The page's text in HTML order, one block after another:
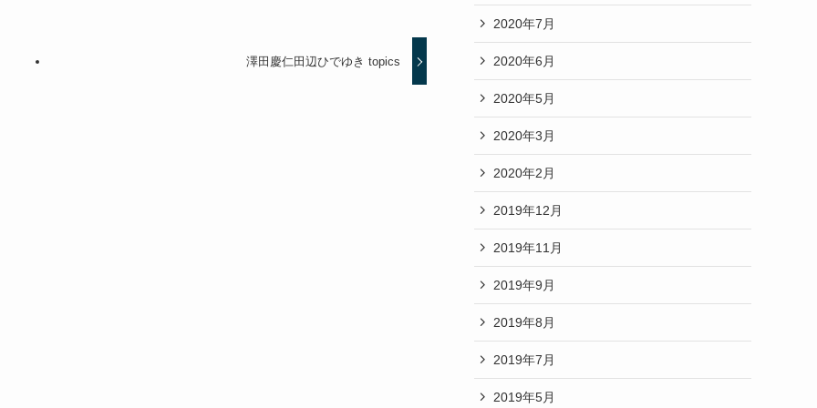
澤田慶仁田辺ひでゆき topics
2020年7月
2020年6月
2020年5月
2020年3月
2020年2月
2019年12月
2019年11月
2019年9月
2019年8月
2019年7月
2019年5月